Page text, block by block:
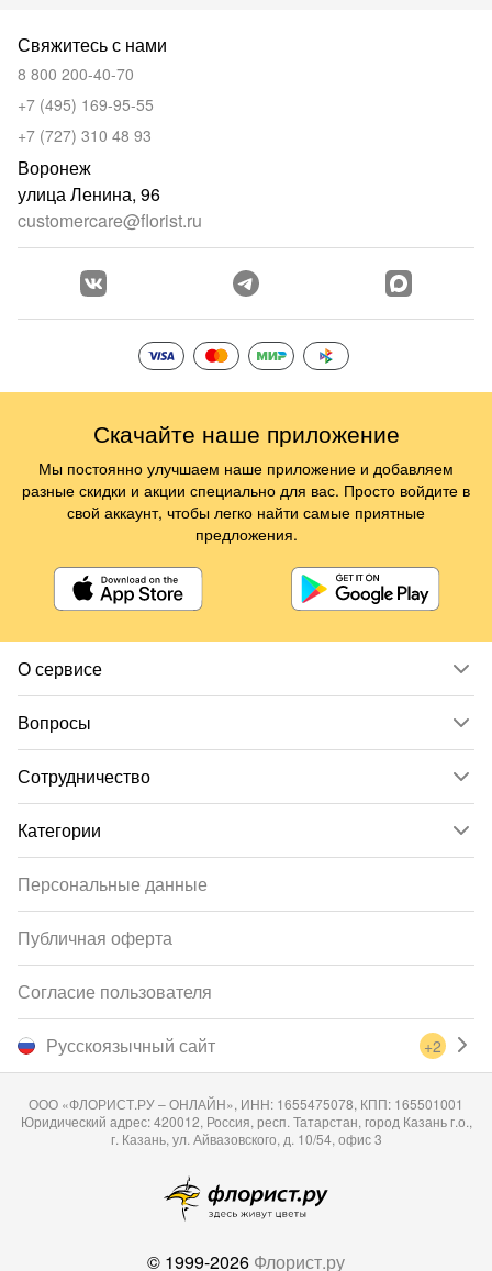
О сервисе
Вопросы
Сотрудничество
Категории
Свяжитесь с нами
8 800 200-40-70
+7 (495) 169-95-55
+7 (727) 310 48 93
Воронеж
улица Ленина, 96
customercare@florist.ru
Русскоязычный сайт +2
Персональные данные
Публичная оферта
Согласие пользователя
ООО «ФЛОРИСТ.РУ – ОНЛАЙН», ИНН: 1655475078, КПП: 165501001
Юридический адрес: 420012, Россия, респ. Татарстан, город Казань г.о.,
г. Казань, ул. Айвазовского, д. 10/54, офис 3
© 1999-2026 Флорист.ру
Скачайте наше приложение
Мы постоянно улучшаем наше приложение и добавляем
разные скидки и акции специально для вас. Просто войдите в
свой аккаунт, чтобы легко найти самые приятные
предложения.